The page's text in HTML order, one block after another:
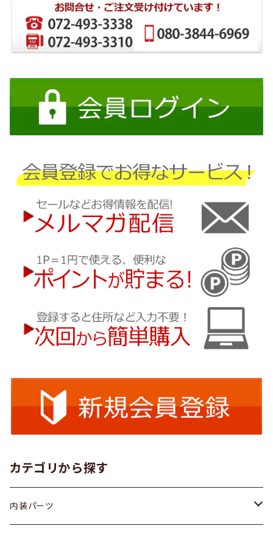
カテゴリから探す
内装パーツ